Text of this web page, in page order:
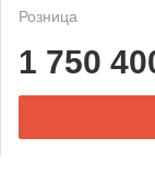
Розница
1 750